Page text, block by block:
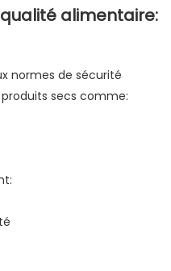
alimentaire:
normes de sécurité
secs comme: